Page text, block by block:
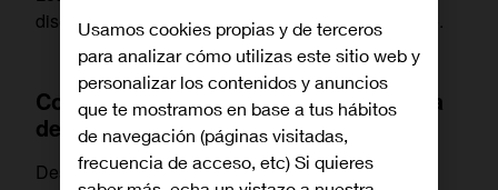
diseñados para cubrir diferentes perfiles de usuario.
Comparativa rápida de tarifas de Fibra
de Orange
Desde opciones más básicas hasta planes que
Usamos cookies propias y de terceros
para analizar cómo utilizas este sitio web y
personalizar los contenidos y anuncios
que te mostramos en base a tus hábitos
de navegación (páginas visitadas,
frecuencia de acceso, etc) Si quieres